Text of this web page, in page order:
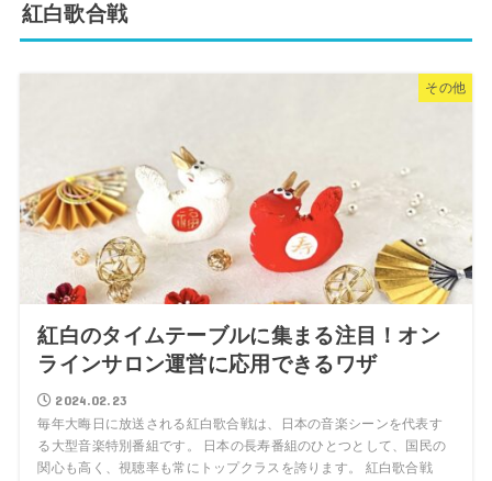
紅白歌合戦
その他
紅白のタイムテーブルに集まる注目！オン
ラインサロン運営に応用できるワザ
2024.02.23
毎年大晦日に放送される紅白歌合戦は、日本の音楽シーンを代表す
る大型音楽特別番組です。 日本の長寿番組のひとつとして、国民の
関心も高く、視聴率も常にトップクラスを誇ります。 紅白歌合戦